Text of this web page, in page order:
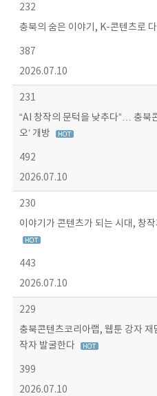
232
충북의 숨은 이야기, K-콘텐츠로
387
2026.07.10
231
“AI 창작의 문턱을 낮추다”… 충북
오’ 개방
492
2026.07.10
230
이야기가 콘텐츠가 되는 시대, 창
443
2026.07.10
229
충북콘텐츠코리아랩, 웹툰 강자
작자 발굴한다
399
2026.07.10